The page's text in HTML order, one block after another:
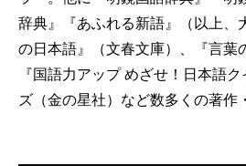
辞典』『あふれる新語』（以上、
の日本語』（文春文庫）、『言葉
『国語力アップ めざせ！日本語
ズ（金の星社）など数多くの著作